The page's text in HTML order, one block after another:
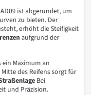
ist abgerundet, um
zu bieten. Der
erhöht die Steifigkeit
aufgrund der
Maximum an
des Reifens sorgt für
Bei
und Präzision.